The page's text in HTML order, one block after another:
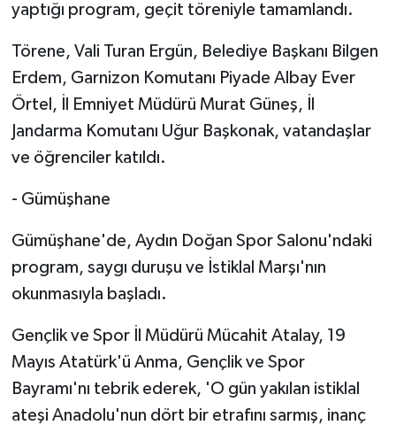
yaptığı program, geçit töreniyle tamamlandı.
Törene, Vali Turan Ergün, Belediye Başkanı Bilgen
Erdem, Garnizon Komutanı Piyade Albay Ever
Örtel, İl Emniyet Müdürü Murat Güneş, İl
Jandarma Komutanı Uğur Başkonak, vatandaşlar
ve öğrenciler katıldı.
- Gümüşhane
Gümüşhane'de, Aydın Doğan Spor Salonu'ndaki
program, saygı duruşu ve İstiklal Marşı'nın
okunmasıyla başladı.
Gençlik ve Spor İl Müdürü Mücahit Atalay, 19
Mayıs Atatürk'ü Anma, Gençlik ve Spor
Bayramı'nı tebrik ederek, 'O gün yakılan istiklal
ateşi Anadolu'nun dört bir etrafını sarmış, inanç